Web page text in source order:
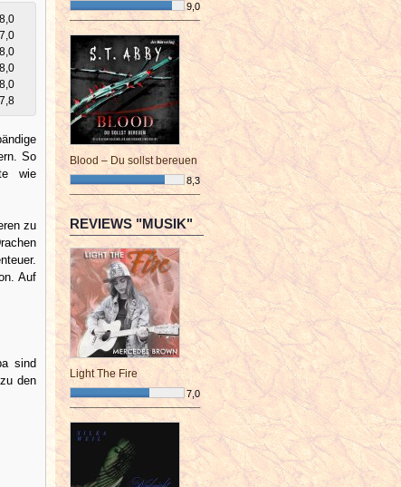
8,0
7,0
8,0
8,0
8,0
7,8
So
wie
zu
Auf
sind
den
9,0
¯¯¯¯¯¯¯¯¯¯¯¯¯¯¯¯¯¯¯¯¯¯¯¯
Blood – Du sollst bereuen
8,3
¯¯¯¯¯¯¯¯¯¯¯¯¯¯¯¯¯¯¯¯¯¯¯¯
REVIEWS "MUSIK"
Light The Fire
7,0
¯¯¯¯¯¯¯¯¯¯¯¯¯¯¯¯¯¯¯¯¯¯¯¯